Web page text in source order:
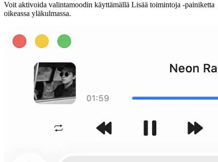
Voit aktivoida valintamoodin käyttämällä Lisää toimintoja -painiketta
oikeassa yläkulmassa.